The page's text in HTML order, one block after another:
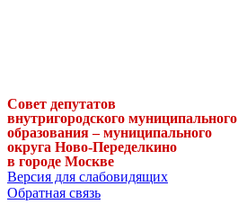
Совет депутатов
внутригородского муниципального
образования – муниципального
округа Ново-Переделкино
в городе Москве
Версия для слабовидящих
Обратная связь